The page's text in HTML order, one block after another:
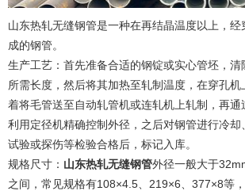
山东热轧无缝钢管是一种在再结晶温度以上，经
成的钢管。
生产工艺：首先准备合适的钢锭或实心管坯，
所需长度，然后将其加热至轧制温度，在穿孔
着将毛管送至自动轧管机或连轧机上轧制，再通
利用定径机精确控制外径，之后对钢管进行冷
试验或探伤等检验合格后，标记入库。
规格尺寸： 山东热轧无缝钢管外径一般大于
之间，常见规格有108×4.5、219×6、377×8等